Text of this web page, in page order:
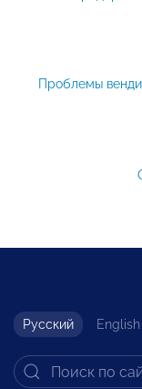
Проблемы
Русский English